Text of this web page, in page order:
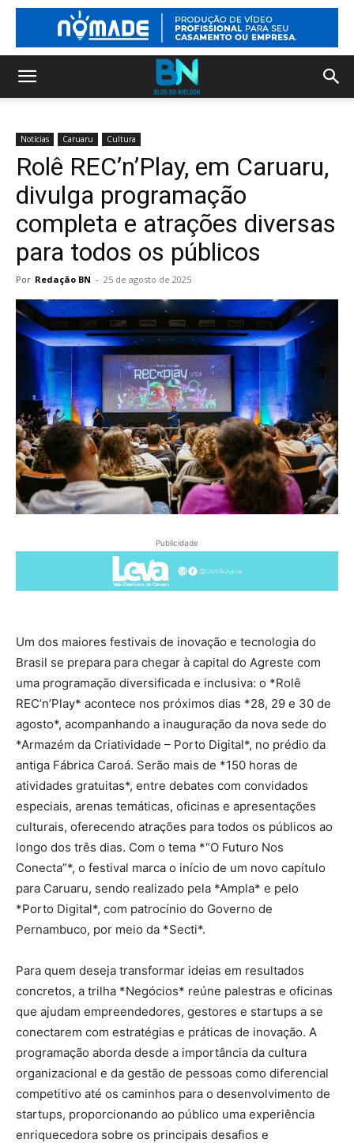
Notícias Caruaru Cultura
Rolê REC’n’Play, em Caruaru,
divulga programação
completa e atrações diversas
para todos os públicos
Por Redação BN - 25 de agosto de 2025
Publicidade
Um dos maiores festivais de inovação e tecnologia do
Brasil se prepara para chegar à capital do Agreste com
uma programação diversificada e inclusiva: o *Rolê
REC’n’Play* acontece nos próximos dias *28, 29 e 30 de
agosto*, acompanhando a inauguração da nova sede do
*Armazém da Criatividade – Porto Digital*, no prédio da
antiga Fábrica Caroá. Serão mais de *150 horas de
atividades gratuitas*, entre debates com convidados
especiais, arenas temáticas, oficinas e apresentações
culturais, oferecendo atrações para todos os públicos ao
longo dos três dias. Com o tema *“O Futuro Nos
Conecta”*, o festival marca o início de um novo capítulo
para Caruaru, sendo realizado pela *Ampla* e pelo
*Porto Digital*, com patrocínio do Governo de
Pernambuco, por meio da *Secti*.
Para quem deseja transformar ideias em resultados
concretos, a trilha *Negócios* reúne palestras e oficinas
que ajudam empreendedores, gestores e startups a se
conectarem com estratégias e práticas de inovação. A
programação aborda desde a importância da cultura
organizacional e da gestão de pessoas como diferencial
competitivo até os caminhos para o desenvolvimento de
startups, proporcionando ao público uma experiência
enriquecedora sobre os principais desafios e